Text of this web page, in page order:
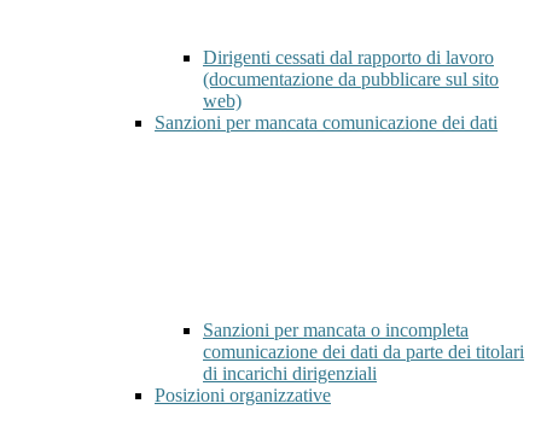
Dirigenti cessati dal rapporto di lavoro
(documentazione da pubblicare sul sito
web)
Sanzioni per mancata comunicazione dei dati
Sanzioni per mancata o incompleta
comunicazione dei dati da parte dei titolari
di incarichi dirigenziali
Posizioni organizzative